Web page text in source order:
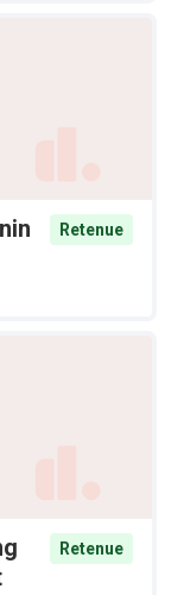
Retenue
Retenue